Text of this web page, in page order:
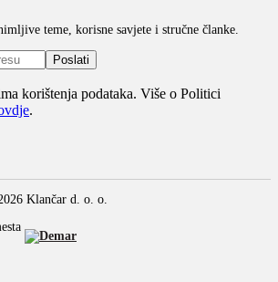
teme, korisne savjete i stručne članke.
korištenja podataka. Više o Politici
.
Klančar d. o. o.